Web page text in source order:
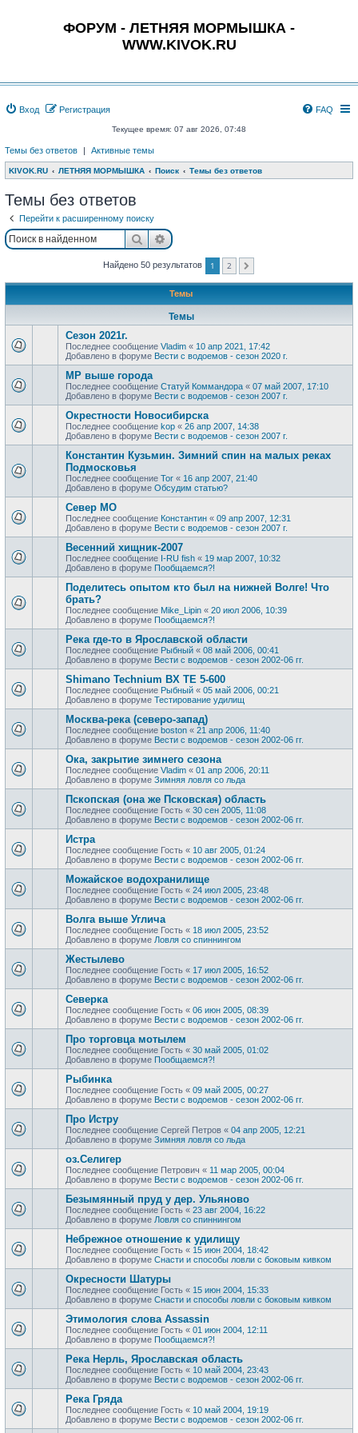
ФОРУМ - ЛЕТНЯЯ МОРМЫШКА -
WWW.KIVOK.RU
Вход Регистрация FAQ
Текущее время: 07 авг 2026, 07:48
Темы без ответов | Активные темы
KIVOK.RU ЛЕТНЯЯ МОРМЫШКА Поиск Темы без ответов
Темы без ответов
Перейти к расширенному поиску
ПоискРасширенный поиск
Найдено 50 результатов 1 2
Темы
Темы
Сезон 2021г.
Последнее сообщение Vladim « 10 апр 2021, 17:42
Добавлено в форуме Вести с водоемов - сезон 2020 г.
МР выше города
Последнее сообщение Статуй Коммандора « 07 май 2007, 17:10
Добавлено в форуме Вести с водоемов - сезон 2007 г.
Окрестности Новосибирска
Последнее сообщение kop « 26 апр 2007, 14:38
Добавлено в форуме Вести с водоемов - сезон 2007 г.
Константин Кузьмин. Зимний спин на малых реках
Подмосковья
Последнее сообщение Tor « 16 апр 2007, 21:40
Добавлено в форуме Обсудим статью?
Север МО
Последнее сообщение Константин « 09 апр 2007, 12:31
Добавлено в форуме Вести с водоемов - сезон 2007 г.
Весенний хищник-2007
Последнее сообщение I-RU fish « 19 мар 2007, 10:32
Добавлено в форуме Пообщаемся?!
Поделитесь опытом кто был на нижней Волге! Что
брать?
Последнее сообщение Mike_Lipin « 20 июл 2006, 10:39
Добавлено в форуме Пообщаемся?!
Река где-то в Ярославской области
Последнее сообщение Рыбный « 08 май 2006, 00:41
Добавлено в форуме Вести с водоемов - сезон 2002-06 гг.
Shimano Technium BX TE 5-600
Последнее сообщение Рыбный « 05 май 2006, 00:21
Добавлено в форуме Тестирование удилищ
Москва-река (северо-запад)
Последнее сообщение boston « 21 апр 2006, 11:40
Добавлено в форуме Вести с водоемов - сезон 2002-06 гг.
Ока, закрытие зимнего сезона
Последнее сообщение Vladim « 01 апр 2006, 20:11
Добавлено в форуме Зимняя ловля со льда
Пскопская (она же Псковская) область
Последнее сообщение Гость « 30 сен 2005, 11:08
Добавлено в форуме Вести с водоемов - сезон 2002-06 гг.
Истра
Последнее сообщение Гость « 10 авг 2005, 01:24
Добавлено в форуме Вести с водоемов - сезон 2002-06 гг.
Можайское водохранилище
Последнее сообщение Гость « 24 июл 2005, 23:48
Добавлено в форуме Вести с водоемов - сезон 2002-06 гг.
Волга выше Углича
Последнее сообщение Гость « 18 июл 2005, 23:52
Добавлено в форуме Ловля со спиннингом
Жестылево
Последнее сообщение Гость « 17 июл 2005, 16:52
Добавлено в форуме Вести с водоемов - сезон 2002-06 гг.
Cеверка
Последнее сообщение Гость « 06 июн 2005, 08:39
Добавлено в форуме Вести с водоемов - сезон 2002-06 гг.
Про торговца мотылем
Последнее сообщение Гость « 30 май 2005, 01:02
Добавлено в форуме Пообщаемся?!
Рыбинка
Последнее сообщение Гость « 09 май 2005, 00:27
Добавлено в форуме Вести с водоемов - сезон 2002-06 гг.
Про Истру
Последнее сообщение Сергей Петров « 04 апр 2005, 12:21
Добавлено в форуме Зимняя ловля со льда
оз.Селигер
Последнее сообщение Петрович « 11 мар 2005, 00:04
Добавлено в форуме Вести с водоемов - сезон 2002-06 гг.
Безымянный пруд у дер. Ульяново
Последнее сообщение Гость « 23 авг 2004, 16:22
Добавлено в форуме Ловля со спиннингом
Небрежное отношение к удилищу
Последнее сообщение Гость « 15 июн 2004, 18:42
Добавлено в форуме Снасти и способы ловли с боковым кивком
Окресности Шатуры
Последнее сообщение Гость « 15 июн 2004, 15:33
Добавлено в форуме Снасти и способы ловли с боковым кивком
Этимология слова Assassin
Последнее сообщение Гость « 01 июн 2004, 12:11
Добавлено в форуме Пообщаемся?!
Река Нерль, Ярославская область
Последнее сообщение Гость « 10 май 2004, 23:43
Добавлено в форуме Вести с водоемов - сезон 2002-06 гг.
Река Гряда
Последнее сообщение Гость « 10 май 2004, 19:19
Добавлено в форуме Вести с водоемов - сезон 2002-06 гг.